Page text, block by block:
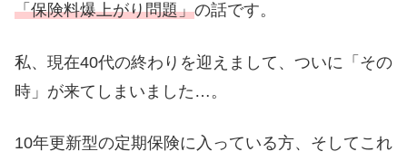
「保険料爆上がり問題」の話です。
私、現在40代の終わりを迎えまして、ついに「その
時」が来てしまいました…。
10年更新型の定期保険に入っている方、そしてこれ